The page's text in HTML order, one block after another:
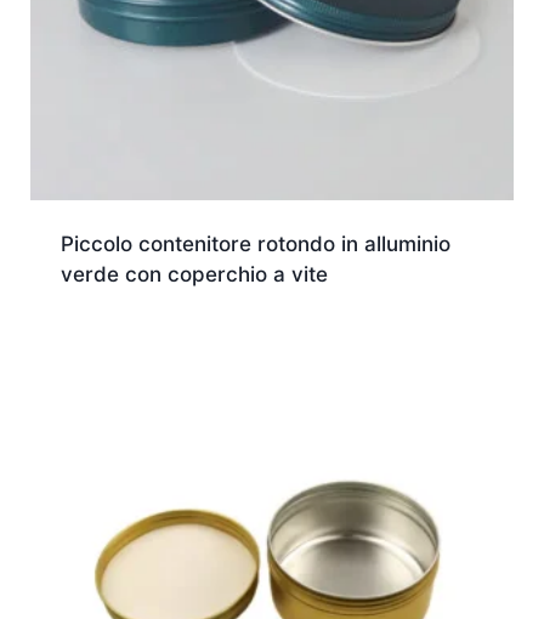
Piccolo contenitore rotondo in alluminio
verde con coperchio a vite